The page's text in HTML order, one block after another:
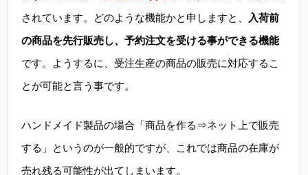
されています。どのような機能かと申しますと、
入荷前
の商品を先行販売し、予約注文を受ける事ができる機能
です。ようするに、受注生産の商品の販売に対応するこ
とが可能と言う事です。
ハンドメイド製品の場合「商品を作る⇒ネット上で販売
する」というのが一般的ですが、これでは商品の在庫が
売れ残る可能性が出てしまいます。